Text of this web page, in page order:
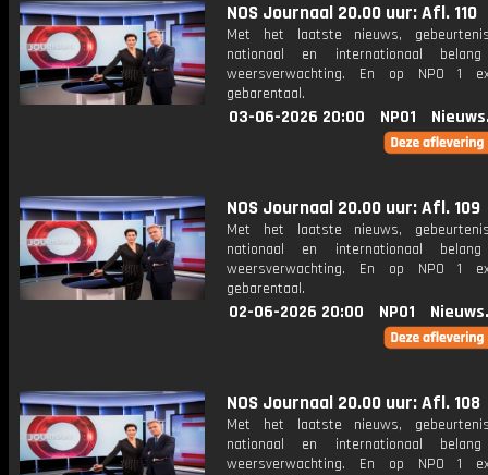
NOS Journaal 20.00 uur: Afl. 110
Met het laatste nieuws,
nationaal en internationaal
weersverwachting. En op NPO 1
gebarentaal.
03-06-2026 20:00 NPO1
NOS Journaal 20.00 uur: Afl. 109
Met het laatste nieuws,
nationaal en internationaal
weersverwachting. En op NPO 1
gebarentaal.
02-06-2026 20:00 NPO1
NOS Journaal 20.00 uur: Afl. 108
Met het laatste nieuws,
nationaal en internationaal
weersverwachting. En op NPO 1